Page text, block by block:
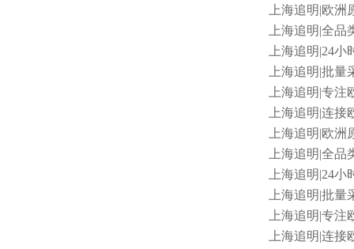
上海追明|欧洲
上海追明|全品
上海追明|24小
上海追明|批量
上海追明|专注
上海追明|连接
上海追明|欧洲
上海追明|全品
上海追明|24小
上海追明|批量
上海追明|专注
上海追明|连接